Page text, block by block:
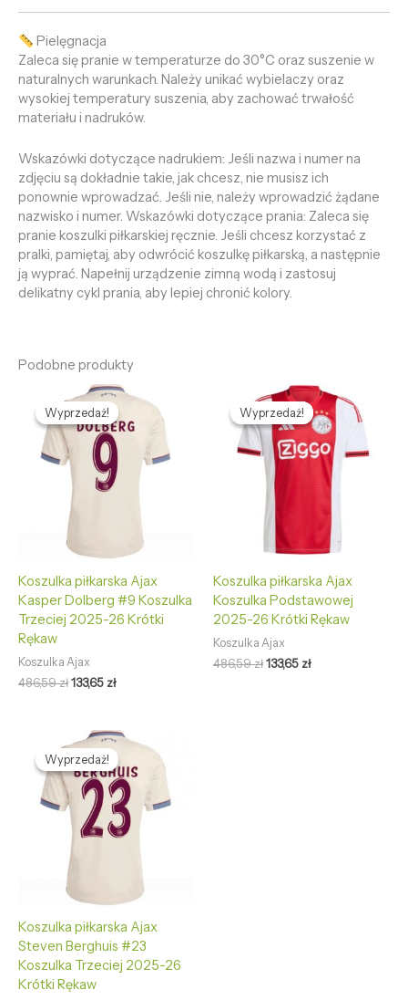
Pielęgnacja
Zaleca się pranie w temperaturze do 30°C oraz suszenie w
naturalnych warunkach. Należy unikać wybielaczy oraz
wysokiej temperatury suszenia, aby zachować trwałość
materiału i nadruków.
Wskazówki dotyczące nadrukiem: Jeśli nazwa i numer na
zdjęciu są dokładnie takie, jak chcesz, nie musisz ich
ponownie wprowadzać. Jeśli nie, należy wprowadzić żądane
nazwisko i numer. Wskazówki dotyczące prania: Zaleca się
pranie koszulki piłkarskiej ręcznie. Jeśli chcesz korzystać z
pralki, pamiętaj, aby odwrócić koszulkę piłkarską, a następnie
ją wyprać. Napełnij urządzenie zimną wodą i zastosuj
delikatny cykl prania, aby lepiej chronić kolory.
Podobne produkty
Wyprzedaż!
Wyprzedaż!
Koszulka piłkarska Ajax
Kasper Dolberg #9 Koszulka
Trzeciej 2025-26 Krótki
Rękaw
Koszulka Ajax
486,59zł
Pierwotna
cena
wynosiła:
486,59 zł.
133,65 zł
Aktualna
cena
wynosi:
133,65 zł.
Wyprzedaż!
Wyprzedaż!
Koszulka piłkarska Ajax
Koszulka Podstawowej
2025-26 Krótki Rękaw
Koszulka Ajax
486,59zł
Pierwotna
cena
wynosiła:
486,59 zł.
133,65 zł
Aktualna
cena
wynosi:
133,65 zł.
Wyprzedaż!
Wyprzedaż!
Koszulka piłkarska Ajax
Steven Berghuis #23
Koszulka Trzeciej 2025-26
Krótki Rękaw
Pierwotna
cena
wynosiła:
486,59 zł.
Aktualna
cena
wynosi:
133,65 zł.